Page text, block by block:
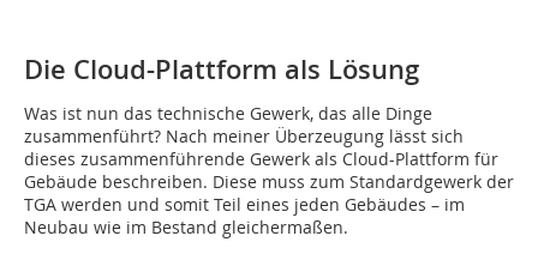
Die Cloud-Plattform als Lösung
Was ist nun das technische Gewerk, das alle Dinge
zusammenführt? Nach meiner Überzeugung lässt sich
dieses zusammenführende Gewerk als Cloud-Plattform für
Gebäude beschreiben. Diese muss zum Standardgewerk der
TGA werden und somit Teil eines jeden Gebäudes – im
Neubau wie im Bestand gleichermaßen.